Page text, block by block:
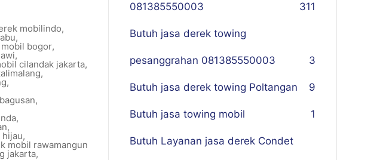
mobilindo,
,
bogor,
,
cilandak jakarta,
,
,
,
,
,
,
mobil rawamangun
jakarta,
081385550003 311
Butuh jasa derek towing
pesanggrahan 081385550003 3
Butuh jasa derek towing Poltangan 9
Butuh jasa towing mobil 1
Butuh Layanan jasa derek Condet